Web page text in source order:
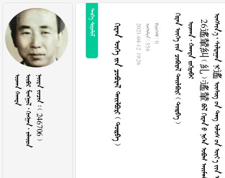
          246706 
 
        2021-04-12 19:26  354  0           